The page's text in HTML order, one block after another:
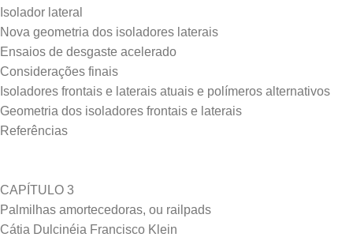
Isolador lateral
Nova geometria dos isoladores laterais
Ensaios de desgaste acelerado
Considerações finais
Isoladores frontais e laterais atuais e polímeros alternativos
Geometria dos isoladores frontais e laterais
Referências
CAPÍTULO 3
Palmilhas amortecedoras, ou railpads
Cátia Dulcinéia Francisco Klein